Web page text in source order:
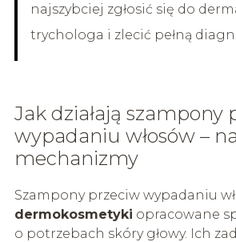
najszybciej zgłosić się do
trychologa i zlecić pełną
Jak działają szampony
wypadaniu włosów –
mechanizmy
Szampony przeciw wypadaniu
dermokosmetyki opracowane
o potrzebach skóry głowy. Ich